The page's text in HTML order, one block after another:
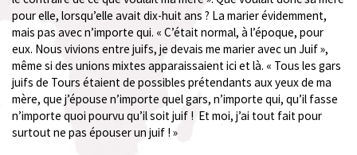
pour elle, lorsqu’elle avait dix-huit ans ? La marier évidemment,
mais pas avec n’importe qui. « C’était normal, à l’époque, pour
eux. Nous vivions entre juifs, je devais me marier avec un Juif »,
même si des unions mixtes apparaissaient ici et là. « Tous les gars
juifs de Tours étaient de possibles prétendants aux yeux de ma
mère, que j’épouse n’importe quel gars, n’importe qui, qu’il fasse
n’importe quoi pourvu qu’il soit juif ! Et moi, j’ai tout fait pour
surtout ne pas épouser un juif ! »